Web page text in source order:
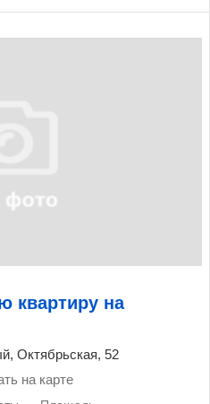
квартиру на
Октябрьская, 52
на карте